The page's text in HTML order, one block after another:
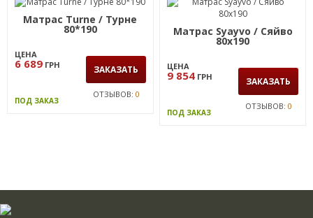
Матрас Turne / Турне
80*190
ЦЕНА
6 689 ГРН ЗАКАЗАТЬ
ПОД ЗАКАЗ
ОТЗЫВОВ: 0
Матрас Syayvo / Сяйво
80х190
ЦЕНА
9 854 ГРН ЗАКАЗАТЬ
ПОД ЗАКАЗ
ОТЗЫВОВ: 0